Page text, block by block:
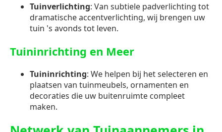
Tuinverlichting: Van subtiele padverlichting tot
dramatische accentverlichting, wij brengen uw
tuin 's avonds tot leven.
Tuininrichting en Meer
Tuininrichting: We helpen bij het selecteren en
plaatsen van tuinmeubels, ornamenten en
decoraties die uw buitenruimte compleet
maken.